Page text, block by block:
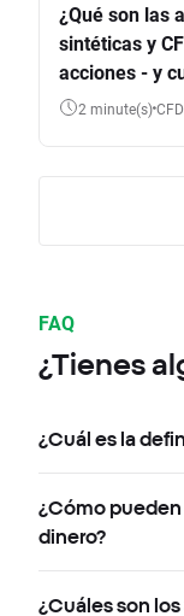
¿Qué son las
sintéticas y
acciones - y
diferencia?
2 minute(s)
FAQ
¿Tienes
¿Cuál es la
¿Cómo
dinero?
¿Cuáles son